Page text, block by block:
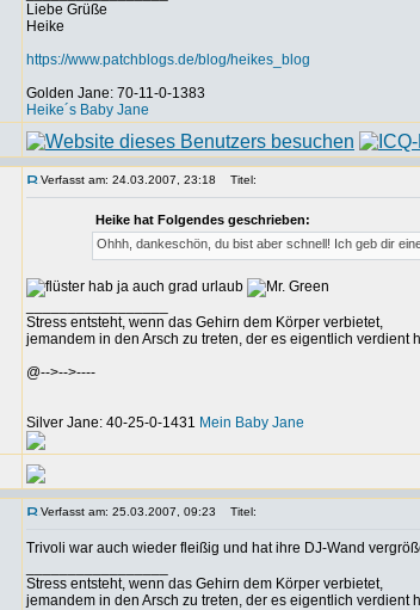
Liebe Grüße
Heike
https://www.patchblogs.de/blog/heikes_blog
Golden Jane: 70-11-0-1383
Heike´s Baby Jane
Verfasst am: 24.03.2007, 23:18 Titel:
Heike hat Folgendes geschrieben:
Ohhh, dankeschön, du bist aber schnell! Ich geb dir
hab ja auch grad urlaub
Stress entsteht, wenn das Gehirn dem Körper verbietet,
jemandem in den Arsch zu treten, der es eigentlich verdient
@-->-->----
Silver Jane: 40-25-0-1431 Mein Baby Jane
Verfasst am: 25.03.2007, 09:23 Titel:
Trivoli war auch wieder fleißig und hat ihre DJ-Wand
Stress entsteht, wenn das Gehirn dem Körper verbietet,
jemandem in den Arsch zu treten, der es eigentlich verdient